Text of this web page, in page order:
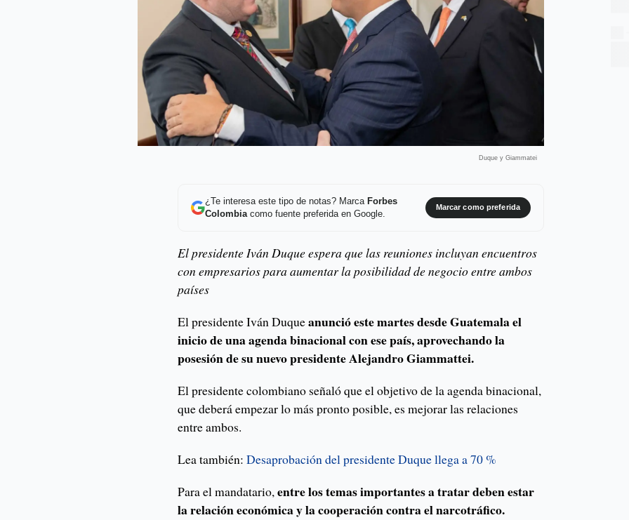
Duque y Giammatei
¿Te interesa este tipo de notas? Marca Forbes
Colombiacomo fuente preferida en Google.
Marcar como preferida
El presidente Iván Duque espera que las reuniones incluyan encuentros
con empresarios para aumentar la posibilidad de negocio entre ambos
países
El presidente Iván Duqueanunció este martes desde Guatemala el
inicio de una agenda binacional con ese país, aprovechando la
posesión de su nuevo presidente Alejandro Giammattei.
El presidente colombiano señaló que el objetivo de la agenda binacional,
que deberá empezar lo más pronto posible, es mejorar las relaciones
entre ambos.
Lea también:Desaprobación del presidente Duque llega a 70 %
Para el mandatario,entre los temas importantes a tratar deben estar
la relación económica y la cooperación contra el narcotráfico.